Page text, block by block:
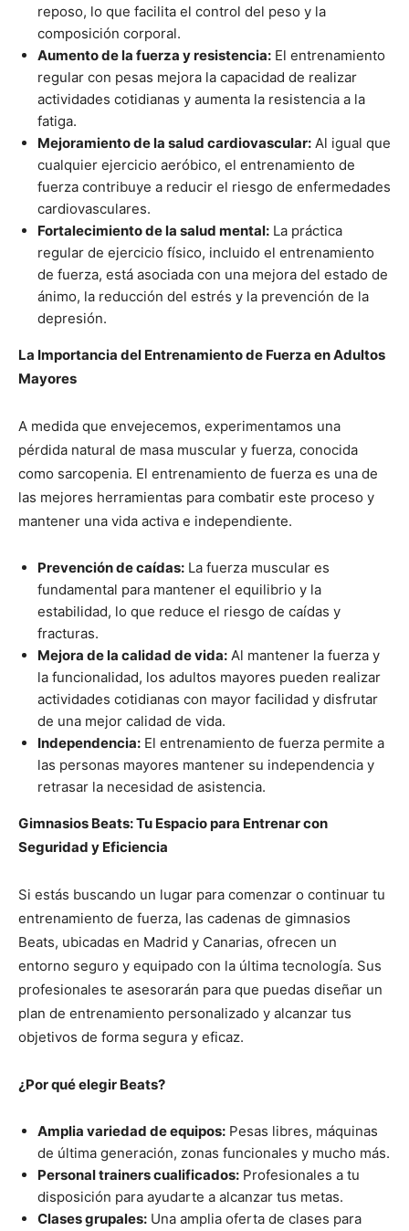
reposo, lo que facilita el control del peso y la
composición corporal.
Aumento de la fuerza y resistencia: El entrenamiento
regular con pesas mejora la capacidad de realizar
actividades cotidianas y aumenta la resistencia a la
fatiga.
Mejoramiento de la salud cardiovascular: Al igual que
cualquier ejercicio aeróbico, el entrenamiento de
fuerza contribuye a reducir el riesgo de enfermedades
cardiovasculares.
Fortalecimiento de la salud mental: La práctica
regular de ejercicio físico, incluido el entrenamiento
de fuerza, está asociada con una mejora del estado de
ánimo, la reducción del estrés y la prevención de la
depresión.
La Importancia del Entrenamiento de Fuerza en Adultos
Mayores
A medida que envejecemos, experimentamos una
pérdida natural de masa muscular y fuerza, conocida
como sarcopenia. El entrenamiento de fuerza es una de
las mejores herramientas para combatir este proceso y
mantener una vida activa e independiente.
Prevención de caídas: La fuerza muscular es
fundamental para mantener el equilibrio y la
estabilidad, lo que reduce el riesgo de caídas y
fracturas.
Mejora de la calidad de vida: Al mantener la fuerza y
la funcionalidad, los adultos mayores pueden realizar
actividades cotidianas con mayor facilidad y disfrutar
de una mejor calidad de vida.
Independencia: El entrenamiento de fuerza permite a
las personas mayores mantener su independencia y
retrasar la necesidad de asistencia.
Gimnasios Beats: Tu Espacio para Entrenar con
Seguridad y Eficiencia
Si estás buscando un lugar para comenzar o continuar tu
entrenamiento de fuerza, las cadenas de gimnasios
Beats, ubicadas en Madrid y Canarias, ofrecen un
entorno seguro y equipado con la última tecnología. Sus
profesionales te asesorarán para que puedas diseñar un
plan de entrenamiento personalizado y alcanzar tus
objetivos de forma segura y eficaz.
¿Por qué elegir Beats?
Amplia variedad de equipos: Pesas libres, máquinas
de última generación, zonas funcionales y mucho más.
Personal trainers cualificados: Profesionales a tu
disposición para ayudarte a alcanzar tus metas.
Clases grupales: Una amplia oferta de clases para